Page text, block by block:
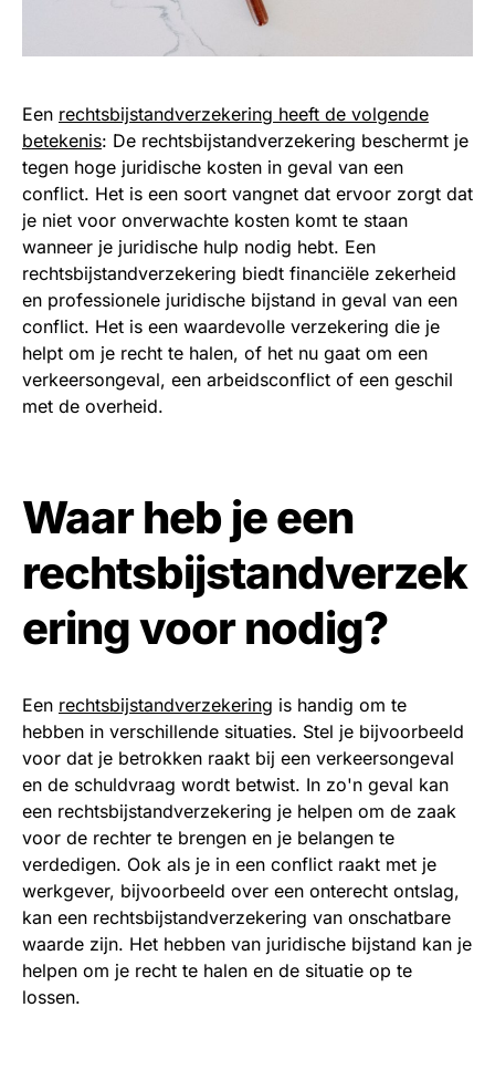
Een rechtsbijstandverzekering heeft de volgende
betekenis: De rechtsbijstandverzekering beschermt je
tegen hoge juridische kosten in geval van een
conflict. Het is een soort vangnet dat ervoor zorgt dat
je niet voor onverwachte kosten komt te staan
wanneer je juridische hulp nodig hebt. Een
rechtsbijstandverzekering biedt financiële zekerheid
en professionele juridische bijstand in geval van een
conflict. Het is een waardevolle verzekering die je
helpt om je recht te halen, of het nu gaat om een
verkeersongeval, een arbeidsconflict of een geschil
met de overheid.
Waar heb je een
rechtsbijstandverzek
ering voor nodig?
Een rechtsbijstandverzekering is handig om te
hebben in verschillende situaties. Stel je bijvoorbeeld
voor dat je betrokken raakt bij een verkeersongeval
en de schuldvraag wordt betwist. In zo'n geval kan
een rechtsbijstandverzekering je helpen om de zaak
voor de rechter te brengen en je belangen te
verdedigen. Ook als je in een conflict raakt met je
werkgever, bijvoorbeeld over een onterecht ontslag,
kan een rechtsbijstandverzekering van onschatbare
waarde zijn. Het hebben van juridische bijstand kan je
helpen om je recht te halen en de situatie op te
lossen.